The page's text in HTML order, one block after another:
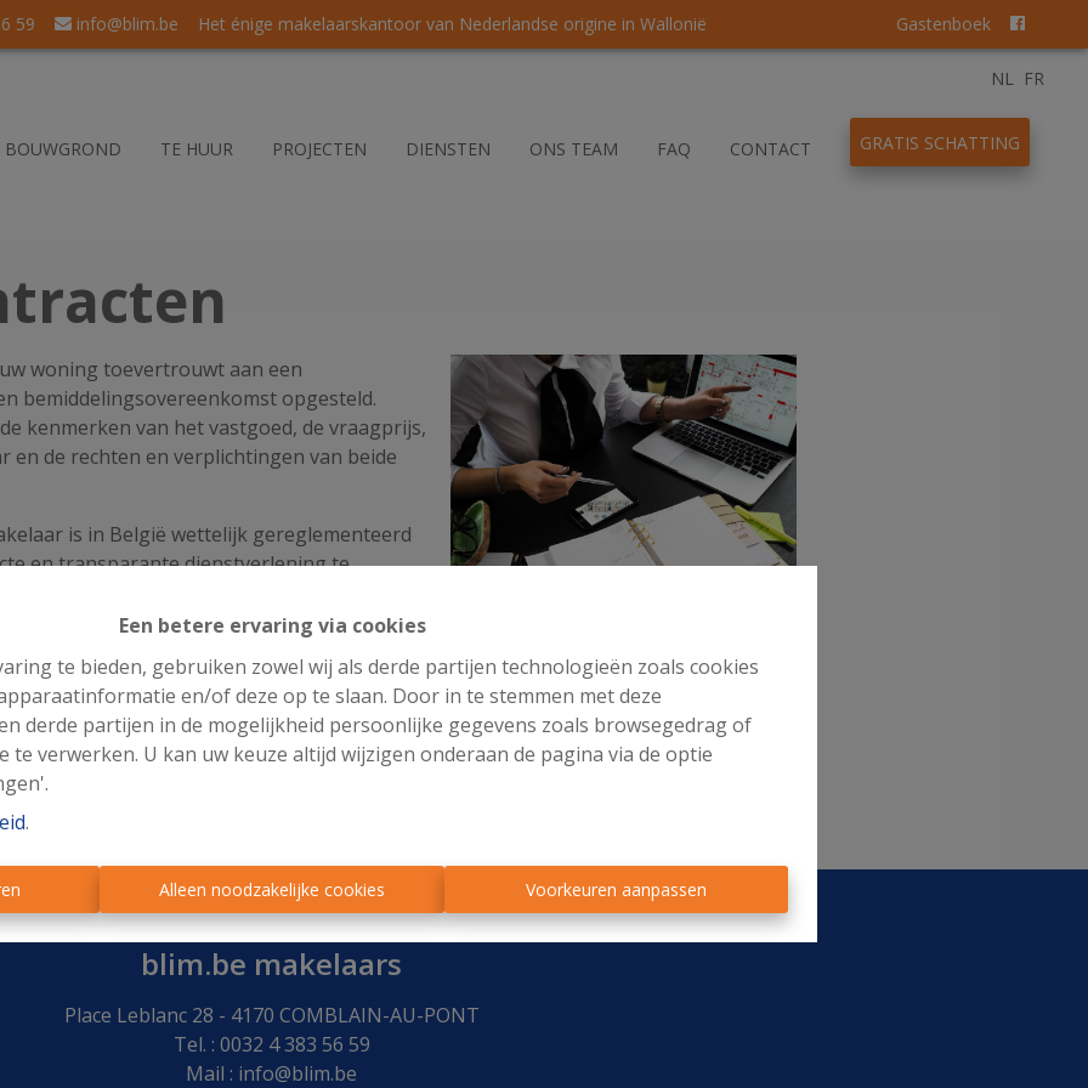
Een betere ervaring via cookies
te bieden, gebruiken zowel wij als derde partijen technologieën zoals cookies
en/of deze op te slaan. Door in te stemmen met deze
derde partijen in de mogelijkheid persoonlijke gegevens zoals browsegedrag of
te verwerken. U kan uw keuze altijd wijzigen onderaan de pagina via de optie
.
Alleen noodzakelijke cookies Voorkeuren aanpassen
59 info@blim.be Het énige makelaarskantoor van Nederlandse origine in Wallonië Gastenboek
BOUWGROND TE HUUR PROJECTEN DIENSTEN ONS TEAM FAQ CONTACT GRATIS SCHATTING
NL FR
woning toevertrouwt aan een
bemiddelingsovereenkomst opgesteld.
kenmerken van het vastgoed, de vraagprijs,
en de rechten en verplichtingen van beide
is in België wettelijk gereglementeerd
en transparante dienstverlening te
aandacht aan de kwaliteit en de
Ze worden opgesteld met respect voor de geldende Belgische regelgeving,
duidelijke, evenwichtige en juridisch correcte samenwerking.
vastgoedtransactie begint met vertrouwen. Daarom zorgen wij voor heldere
beschermen.
blim.be makelaars
Place Leblanc 28 - 4170 COMBLAIN-AU-PONT
Tel. : 0032 4 383 56 59
Mail : info@blim.be